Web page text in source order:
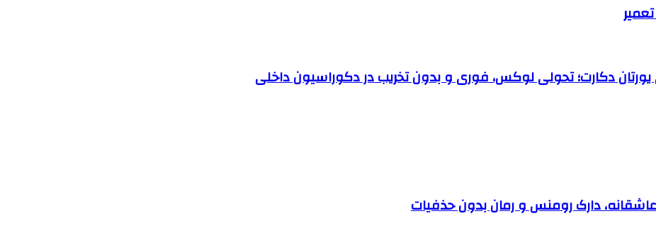
دکارت؛ تحولی لوکس، فوری و بدون تخریب در دکوراسیون داخلی